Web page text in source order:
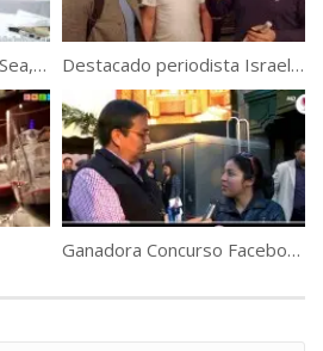
Sauvignon Blanc by the Sea, Cosechas 2012 – Grant Phelps Destacado periodista Israelí presente en Vinos de la Cordillera
Ganadora Concurso Facebook Feria de Vinos San Francisco